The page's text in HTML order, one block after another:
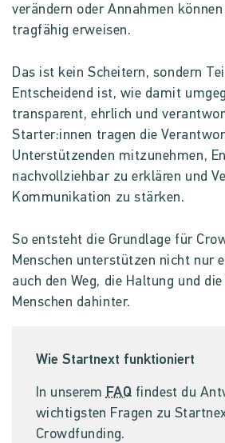
Wie Startnext funktioniert
In unserem FAQ findest du
wichtigsten Fragen zu
Crowdfunding.
verändern oder Annahmen
tragfähig erweisen.
Das ist kein Scheitern, sondern
Entscheidend ist, wie damit
transparent, ehrlich und
Starter:innen tragen die
Unterstützenden mitzunehmen,
nachvollziehbar zu erklären und
Kommunikation zu stärken.
So entsteht die Grundlage für
Menschen unterstützen nicht nur
auch den Weg, die Haltung und
Menschen dahinter.